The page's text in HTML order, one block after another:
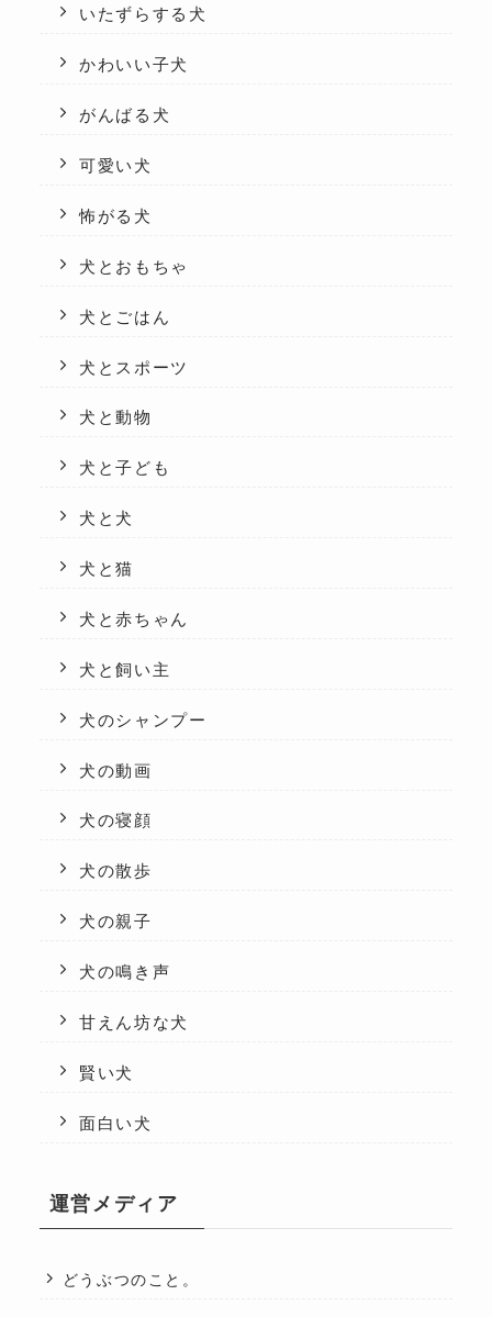
いたずらする犬
かわいい子犬
がんばる犬
可愛い犬
怖がる犬
犬とおもちゃ
犬とごはん
犬とスポーツ
犬と動物
犬と子ども
犬と犬
犬と猫
犬と赤ちゃん
犬と飼い主
犬のシャンプー
犬の動画
犬の寝顔
犬の散歩
犬の親子
犬の鳴き声
甘えん坊な犬
賢い犬
面白い犬
運営メディア
どうぶつのこと。